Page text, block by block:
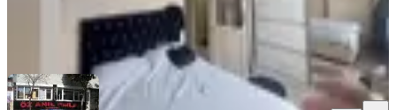
Öz Anıl Emlak Gayrimenkul Nesime Karamuk Anıl Karamuk